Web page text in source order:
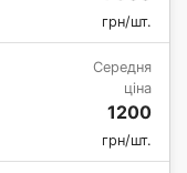
грн/шт.
Середня
ціна
1200
грн/шт.